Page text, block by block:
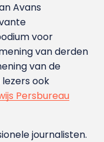
Avans
voor
van derden
van de
ook
Persbureau
journalisten.